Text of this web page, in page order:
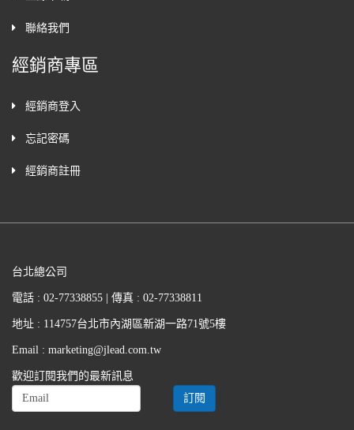
聯絡我們
經銷商專區
經銷商登入
忘記密碼
經銷商註冊
台北總公司
電話 : 02-77338855 | 傳真 : 02-77338811
地址 : 114757台北市內湖區新湖一路71號5樓
Email : marketing@jlead.com.tw
歡迎訂閱我們的最新訊息